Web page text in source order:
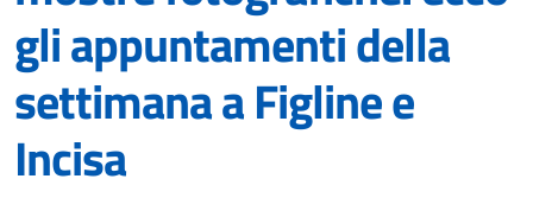
gli appuntamenti della
settimana a Figline e
Incisa